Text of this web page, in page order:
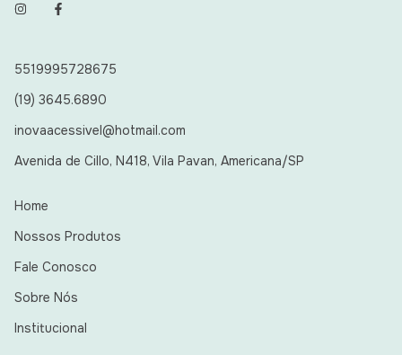
5519995728675
(19) 3645.6890
inovaacessivel@hotmail.com
Avenida de Cillo, N418, Vila Pavan, Americana/SP
Home
Nossos Produtos
Fale Conosco
Sobre Nós
Institucional